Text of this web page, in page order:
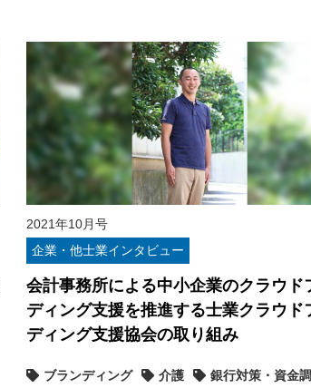
2021年10月号
企業・他士業インタビュー
会計事務所による中小企業のクラウド
ディング支援を推進する士業クラウド
ディング支援協会の取り組み
ブランディング 介護 銀行対策・資金